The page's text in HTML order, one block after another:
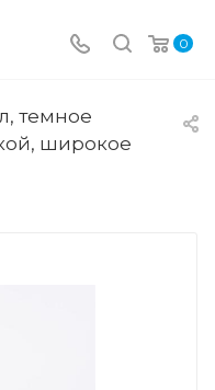
0
темное
широкое